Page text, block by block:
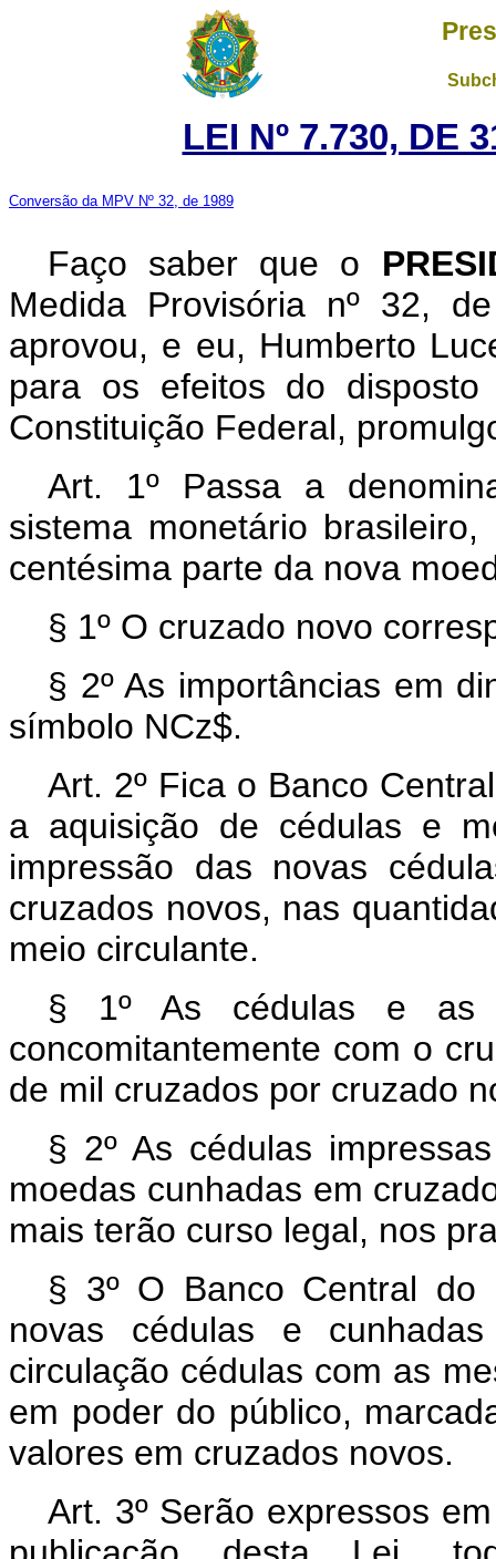
LEI Nº 7.730, DE
Conversão da MPV Nº 32, de 1989
Faço saber que o
Medida Provisória nº 32,
aprovou, e eu, Humberto
para os efeitos do
Constituição Federal,
Art. 1º Passa a
sistema monetário
centésima parte da nova
§ 1º O cruzado novo
§ 2º As importâncias em
símbolo NCz$.
Art. 2º Fica o Banco
a aquisição de cédulas e
impressão das novas
cruzados novos, nas
meio circulante.
§ 1º As cédulas e as
concomitantemente com o
de mil cruzados por cruzado
§ 2º As cédulas
moedas cunhadas em
mais terão curso legal, nos
§ 3º O Banco Central do
novas cédulas e
circulação cédulas com as
em poder do público,
valores em cruzados novos.
Art. 3º Serão expressos